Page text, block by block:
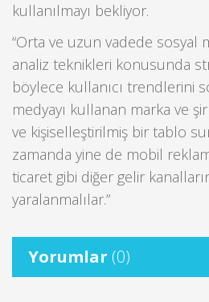
kullanılmayı bekliyor.
“Orta ve uzun vadede sosyal
analiz teknikleri konusunda
böylece kullanıcı trendlerini
medyayı kullanan marka ve
ve kişiselleştirilmiş bir tablo
zamanda yine de mobil
ticaret gibi diğer gelir
yaralanmalılar.”
Yorumlar (0)